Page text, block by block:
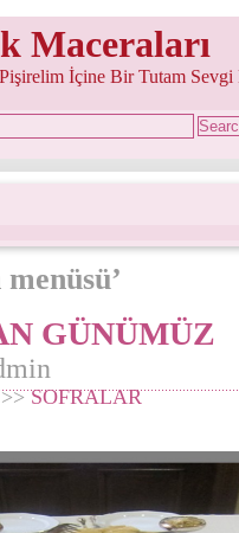
Maceraları
İçine Bir Tutam Sevgi
GÜNÜMÜZ
>>SOFRALAR